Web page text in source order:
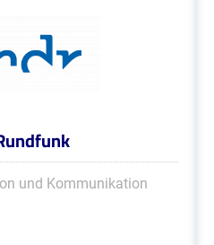
und Kommunikation